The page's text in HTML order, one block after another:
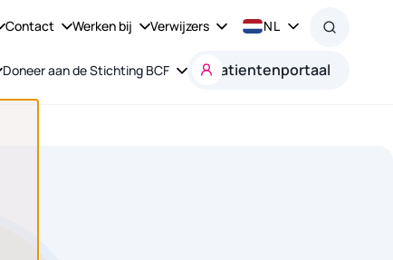
Contact Werken bij Verwijzers NL
Doneer aan de Stichting BCF Patientenportaal